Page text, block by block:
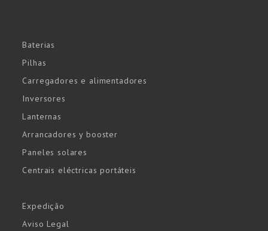
Baterias
Pilhas
Carregadores e alimentadores
Inversores
Lanternas
Arrancadores y booster
Paneles solares
Centrais eléctricas portáteis
Expedição
Aviso Legal